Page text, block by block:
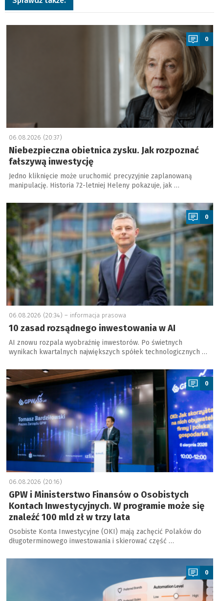
a
0
06.08.2026 (20:37)
Niebezpieczna obietnica zysku. Jak rozpoznać
fałszywą inwestycję
Jedno kliknięcie może uruchomić precyzyjnie zaplanowaną
manipulację. Historia 72-letniej Heleny pokazuje, jak …
a
0
06.08.2026 (20:34) – informacja prasowa
10 zasad rozsądnego inwestowania w AI
AI znowu rozpala wyobraźnię inwestorów. Po świetnych
wynikach kwartalnych największych spółek technologicznych …
a
0
06.08.2026 (20:16)
GPW i Ministerstwo Finansów o Osobistych
Kontach Inwestycyjnych. W programie może się
znaleźć 100 mld zł w trzy lata
Osobiste Konta Inwestycyjne (OKI) mają zachęcić Polaków do
długoterminowego inwestowania i skierować część …
a
0